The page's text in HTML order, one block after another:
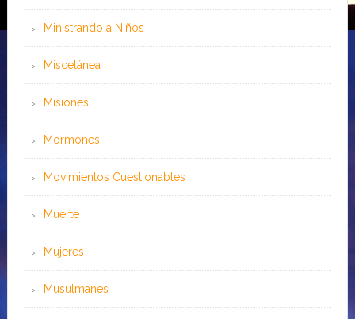
Ministrando a Niños
Miscelánea
Misiones
Mormones
Movimientos Cuestionables
Muerte
Mujeres
Musulmanes